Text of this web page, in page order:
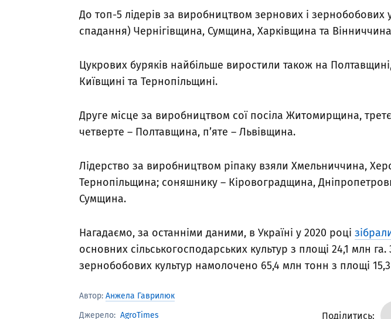
До топ-5 лідерів за виробництвом зернових і зернобобових
спадання) Чернігівщина, Сумщина, Харківщина та
Цукрових буряків найбільше виростили також на
Київщині та Тернопільщині.
Друге місце за виробництвом сої посіла Житомирщина,
четверте – Полтавщина, п’яте – Львівщина.
Лідерство за виробництвом ріпаку взяли Хмельниччина,
Тернопільщина; соняшнику – Кіровоградщина,
Сумщина.
Нагадаємо, за останніми даними, в Україні у 2020 році
основних сільськогосподарських культур з площі 24,1 млн
зернобобових культур намолочено 65,4 млн тонн з площі
Автор: Анжела Гаврилюк
Джерело: AgroTimes Поділитись: